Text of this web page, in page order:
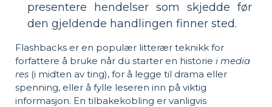
presentere hendelser som skjedde før
den gjeldende handlingen finner sted.
Flashbacks er en populær litterær teknikk for
forfattere å bruke når du starter en historie i media
res (i midten av ting), for å legge til drama eller
spenning, eller å fylle leseren inn på viktig
informasjon. En tilbakekobling er vanligvis